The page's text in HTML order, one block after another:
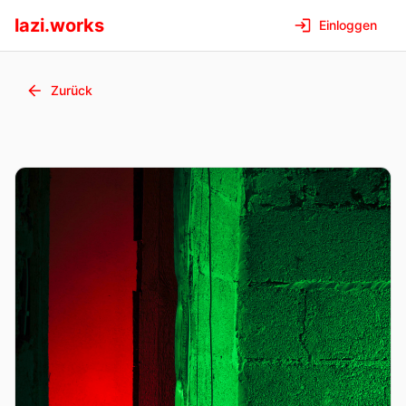
lazi.works Einloggen
Zurück